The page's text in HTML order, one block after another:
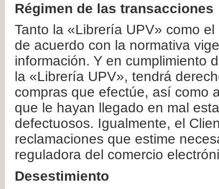
Régimen de las transacciones
Tanto la «Librería UPV» como
de acuerdo con la normativa
información. Y en cumplimiento
la «Librería UPV», tendrá
compras que efectúe, así como
que le hayan llegado en mal
defectuosos. Igualmente, el
reclamaciones que estime
reguladora del comercio
Desestimiento